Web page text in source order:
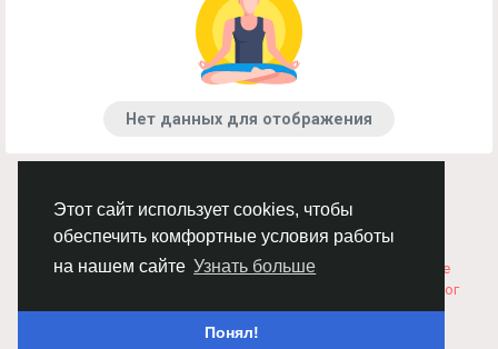
Этот сайт использует cookies, чтобы
обеспечить комфортные условия работы
на нашем сайте Узнать больше
Понял!
Нет данных для отображения
© 2026 Chimba!
Русский
Правила размещения и покупки товаров
Как добавить
вакансию
Правила размещения статей
Соглашение
Каталог